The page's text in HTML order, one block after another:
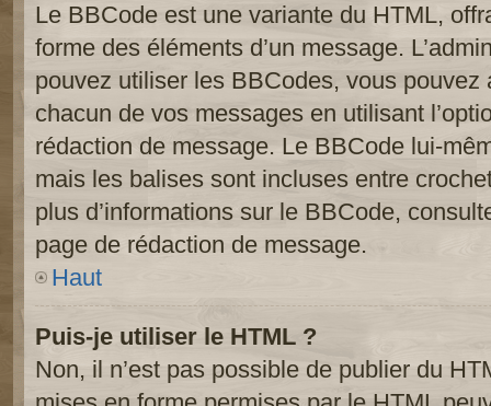
Le BBCode est une variante du HTML,
forme des éléments d’un message.
pouvez utiliser les BBCodes, vous
chacun de vos messages en utilisant
rédaction de message. Le BBCode lui-
mais les balises sont incluses entre
plus d’informations sur le BBCode,
page de rédaction de message.
Haut
Puis-je utiliser le HTML ?
Non, il n’est pas possible de publier du